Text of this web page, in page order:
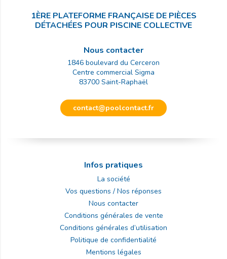
1ÈRE PLATEFORME FRANÇAISE DE PIÈCES
DÉTACHÉES POUR PISCINE COLLECTIVE
Nous contacter
1846 boulevard du Cerceron
Centre commercial Sigma
83700 Saint-Raphaël
contact@poolcontact.fr
Infos pratiques
La société
Vos questions / Nos réponses
Nous contacter
Conditions générales de vente
Conditions générales d’utilisation
Politique de confidentialité
Mentions légales